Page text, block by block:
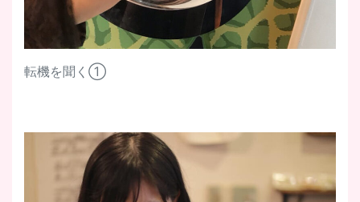
転機を聞く①